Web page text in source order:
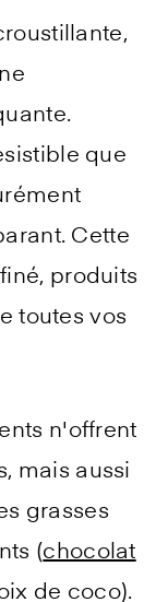
que
Cette
produits
toutes vos
n'offrent
mais aussi
grasses
(chocolat
de coco).